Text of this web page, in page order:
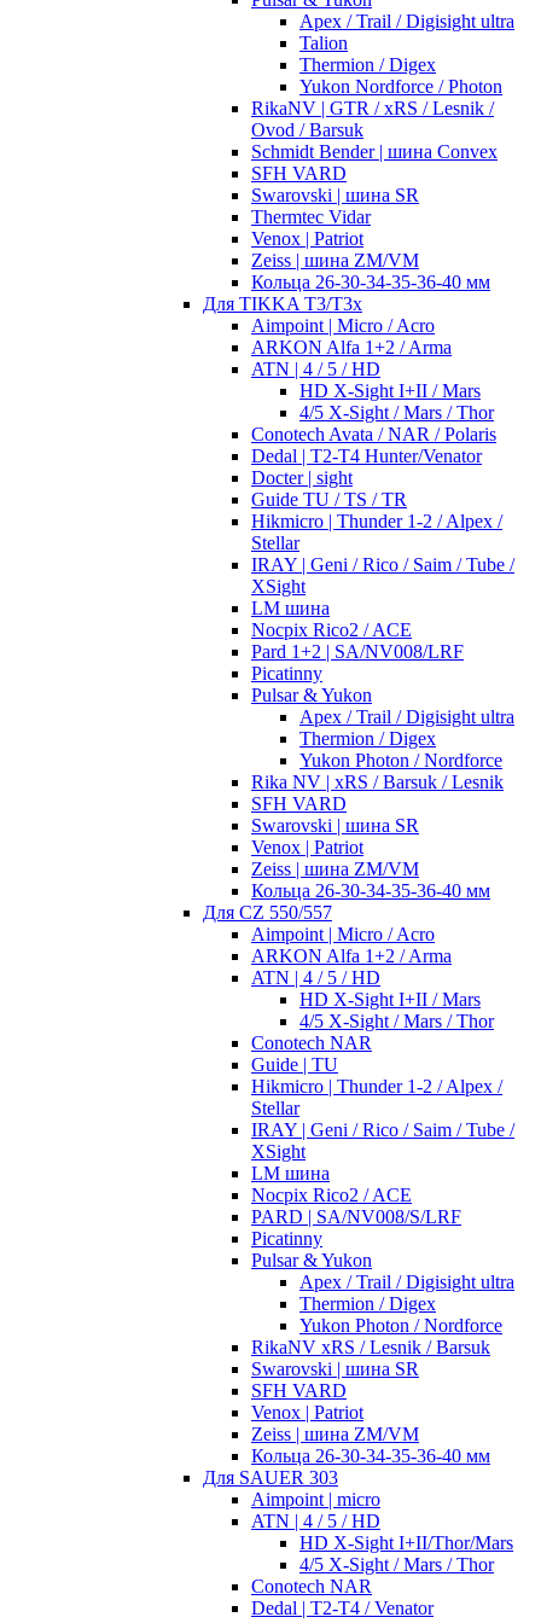
Apex / Trail / Digisight ultra
Talion
Thermion / Digex
Yukon Nordforce / Photon
RikaNV | GTR / xRS / Lesnik /
Ovod / Barsuk
Schmidt Bender | шина Convex
SFH VARD
Swarovski | шина SR
Thermtec Vidar
Venox | Patriot
Zeiss | шина ZM/VM
Кольца 26-30-34-35-36-40 мм
Для TIKKA T3/T3x
Aimpoint | Micro / Acro
ARKON Alfa 1+2 / Arma
ATN | 4 / 5 / HD
HD X-Sight I+II / Mars
4/5 X-Sight / Mars / Thor
Conotech Avata / NAR / Polaris
Dedal | T2-T4 Hunter/Venator
Docter | sight
Guide TU / TS / TR
Hikmicro | Thunder 1-2 / Alpex /
Stellar
IRAY | Geni / Rico / Saim / Tube /
XSight
LM шина
Nocpix Rico2 / ACE
Pard 1+2 | SA/NV008/LRF
Picatinny
Pulsar & Yukon
Apex / Trail / Digisight ultra
Thermion / Digex
Yukon Photon / Nordforce
Rika NV | xRS / Barsuk / Lesnik
SFH VARD
Swarovski | шина SR
Venox | Patriot
Zeiss | шина ZM/VM
Кольца 26-30-34-35-36-40 мм
Для CZ 550/557
Aimpoint | Micro / Acro
ARKON Alfa 1+2 / Arma
ATN | 4 / 5 / HD
HD X-Sight I+II / Mars
4/5 X-Sight / Mars / Thor
Conotech NAR
Guide | TU
Hikmicro | Thunder 1-2 / Alpex /
Stellar
IRAY | Geni / Rico / Saim / Tube /
XSight
LM шина
Nocpix Rico2 / ACE
PARD | SA/NV008/S/LRF
Picatinny
Pulsar & Yukon
Apex / Trail / Digisight ultra
Thermion / Digex
Yukon Photon / Nordforce
RikaNV xRS / Lesnik / Barsuk
Swarovski | шина SR
SFH VARD
Venox | Patriot
Zeiss | шина ZM/VM
Кольца 26-30-34-35-36-40 мм
Для SAUER 303
Aimpoint | micro
ATN | 4 / 5 / HD
HD X-Sight I+II/Thor/Mars
4/5 X-Sight / Mars / Thor
Conotech NAR
Dedal | T2-T4 / Venator